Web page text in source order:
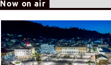
Now on air